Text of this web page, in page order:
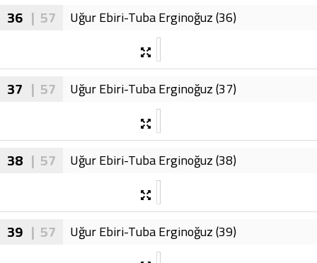
36 | 57 Uğur Ebiri-Tuba Erginoğuz (36)
37 | 57 Uğur Ebiri-Tuba Erginoğuz (37)
38 | 57 Uğur Ebiri-Tuba Erginoğuz (38)
39 | 57 Uğur Ebiri-Tuba Erginoğuz (39)